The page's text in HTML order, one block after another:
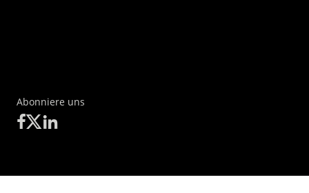
Abonniere uns